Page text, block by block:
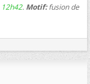
12h42. Motif:fusion de